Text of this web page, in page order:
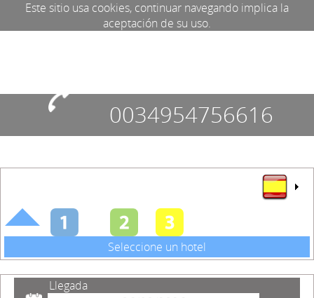
Este sitio usa cookies, continuar navegando implica la
aceptación de su uso.
0034954756616
Seleccione un hotel
Llegada